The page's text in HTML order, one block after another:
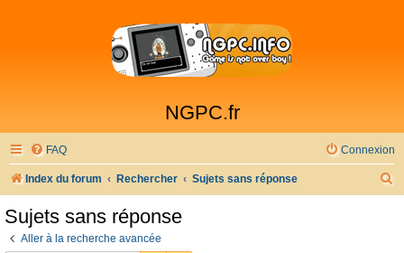
NGPC.fr
FAQ Connexion
Index du forum Rechercher Sujets sans réponse
Sujets sans réponse
Aller à la recherche avancée